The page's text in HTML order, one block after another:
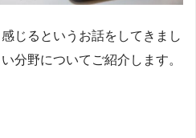
じるというお話をしてきまし
分野についてご紹介します。